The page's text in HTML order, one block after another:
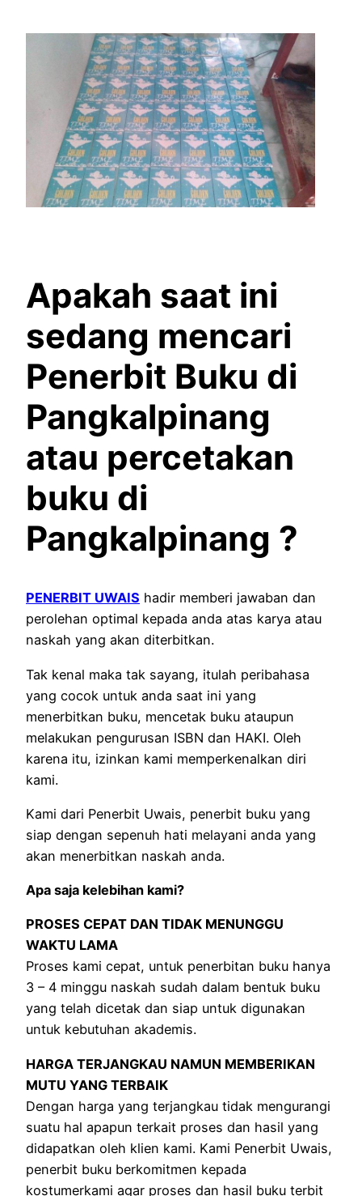
Apakah saat ini
sedang mencari
Penerbit Buku di
Pangkalpinang
atau percetakan
buku di
Pangkalpinang ?
PENERBIT UWAIS hadir memberi jawaban dan
perolehan optimal kepada anda atas karya atau
naskah yang akan diterbitkan.
Tak kenal maka tak sayang, itulah peribahasa
yang cocok untuk anda saat ini yang
menerbitkan buku, mencetak buku ataupun
melakukan pengurusan ISBN dan HAKI. Oleh
karena itu, izinkan kami memperkenalkan diri
kami.
Kami dari Penerbit Uwais, penerbit buku yang
siap dengan sepenuh hati melayani anda yang
akan menerbitkan naskah anda.
Apa saja kelebihan kami?
PROSES CEPAT DAN TIDAK MENUNGGU
WAKTU LAMA
Proses kami cepat, untuk penerbitan buku hanya
3 – 4 minggu naskah sudah dalam bentuk buku
yang telah dicetak dan siap untuk digunakan
untuk kebutuhan akademis.
HARGA TERJANGKAU NAMUN MEMBERIKAN
MUTU YANG TERBAIK
Dengan harga yang terjangkau tidak mengurangi
suatu hal apapun terkait proses dan hasil yang
didapatkan oleh klien kami. Kami Penerbit Uwais,
penerbit buku berkomitmen kepada
kostumerkami agar proses dan hasil buku terbit